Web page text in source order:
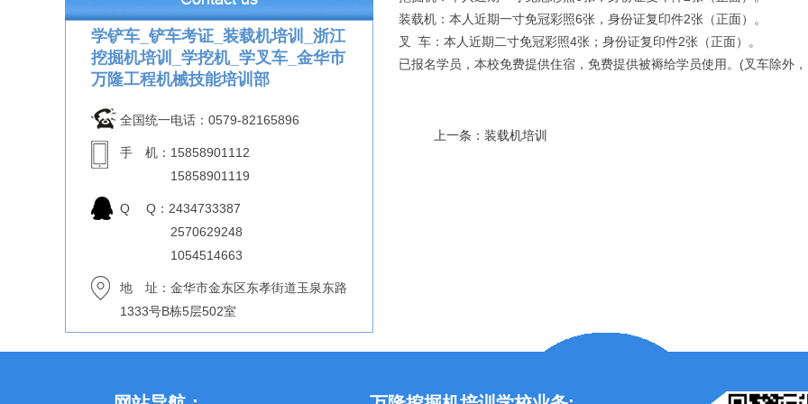
学铲车_铲车考证_装载机培训_浙江
挖掘机培训_学挖机_学叉车_金华市
万隆工程机械技能培训部
全国统一电话：0579-82165896
手 机：15858901112
15858901119
Q Q：2434733387
2570629248
1054514663
地 址：金华市金东区东孝街道玉泉东路
1333号B栋5层502室
装载机：本人近期一寸免冠彩照6张，身份证复印件2张（正面）。
叉 车：本人近期二寸免冠彩照4张；身份证复印件2张（正面）。
已报名学员，本校免费提供住宿，免费提供被褥给学员使用。(叉车除外
上一条： 装载机培训